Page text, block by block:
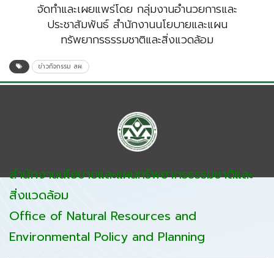
จัดทำและเผยแพร่โดย กลุ่มงานอำนวยการและ
ประชาสัมพันธ์ สำนักงานนโยบายและแผน
ทรัพยากรธรรมชาติและสิ่งแวดล้อม
ข่าวกิจกรรม สผ.
สำนักงานนโยบายและแผนทรัพยากรธรรมชาติและ
สิ่งแวดล้อม
Office of Natural Resources and
Environmental Policy and Planning